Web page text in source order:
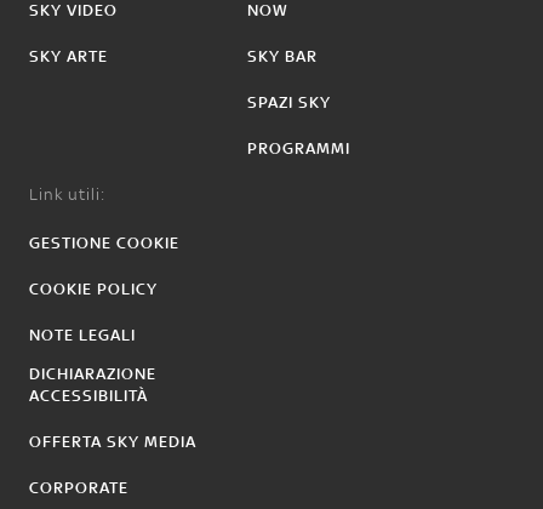
SKY VIDEO
SKY ARTE
NOW
SKY BAR
SPAZI SKY
PROGRAMMI
Link utili:
GESTIONE COOKIE
COOKIE POLICY
NOTE LEGALI
DICHIARAZIONE
ACCESSIBILITÀ
OFFERTA SKY MEDIA
CORPORATE